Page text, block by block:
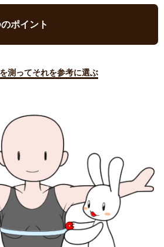
ポイント
を測ってそれを参考に選ぶ